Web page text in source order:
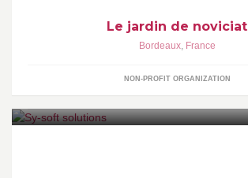
Le jardin de noviciat
Bordeaux, France
NON-PROFIT ORGANIZATION